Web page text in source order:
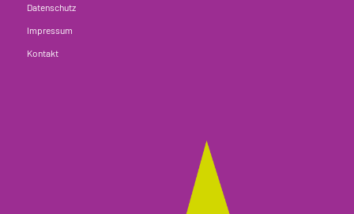
Datenschutz
Impressum
Kontakt